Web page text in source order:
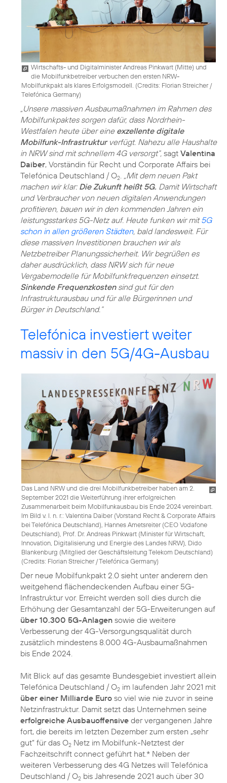
Wirtschafts- und Digitalminister Andreas Pinkwart (Mitte) und
die Mobilfunkbetreiber verbuchen den ersten NRW-
Mobilfunkpakt als klares Erfolgsmodell. (Credits: Florian Streicher /
Telefónica Germany)
„Unsere massiven Ausbaumaßnahmen im Rahmen des
Mobilfunkpaktes sorgen dafür, dass Nordrhein-
Westfalen heute über eine exzellente digitale
Mobilfunk-Infrastrukturverfügt. Nahezu alle Haushalte
in NRW sind mit schnellem 4G versorgt“, sagt Valentina
Daiber, Vorständin für Recht und Corporate Affairs bei
Telefónica Deutschland / O2. „Mit dem neuen Pakt
machen wir klar: Die Zukunft heißt 5G. Damit Wirtschaft
und Verbraucher von neuen digitalen Anwendungen
profitieren, bauen wir in den kommenden Jahren ein
leistungsstarkes 5G-Netz auf. Heute funken wir mit5G
schon in allen größeren Städten, bald landesweit. Für
diese massiven Investitionen brauchen wir als
Netzbetreiber Planungssicherheit. Wir begrüßen es
daher ausdrücklich, dass NRW sich für neue
Vergabemodelle für Mobilfunkfrequenzen einsetzt.
Sinkende Frequenzkostensind gut für den
Infrastrukturausbau und für alle Bürgerinnen und
Bürger in Deutschland.“
Telefónica investiert weiter
massiv in den 5G/4G-Ausbau
Das Land NRW und die drei Mobilfunkbetreiber haben am 2.
September 2021 die Weiterführung ihrer erfolgreichen
Zusammenarbeit beim Mobilfunkausbau bis Ende 2024 vereinbart.
Im Bild v. l. n. r.: Valentina Daiber (Vorstand Recht & Corporate Affairs
bei Telefónica Deutschland), Hannes Ametsreiter (CEO Vodafone
Deutschland), Prof. Dr. Andreas Pinkwart (Minister für Wirtschaft,
Innovation, Digitalisierung und Energie des Landes NRW), Dido
Blankenburg (Mitglied der Geschäftsleitung Telekom Deutschland)
(Credits: Florian Streicher / Telefónica Germany)
Der neue Mobilfunkpakt 2.0 sieht unter anderem den
weitgehend flächendeckenden Aufbau einer 5G-
Infrastruktur vor. Erreicht werden soll dies durch die
Erhöhung der Gesamtanzahl der 5G-Erweiterungen auf
über 10.300 5G-Anlagen sowie die weitere
Verbesserung der 4G-Versorgungsqualität durch
zusätzlich mindestens 8.000 4G-Ausbaumaßnahmen
bis Ende 2024.
Mit Blick auf das gesamte Bundesgebiet investiert allein
Telefónica Deutschland / O2 im laufenden Jahr 2021 mit
über einer Milliarde Euro so viel wie nie zuvor in seine
Netzinfrastruktur. Damit setzt das Unternehmen seine
erfolgreiche Ausbauoffensive der vergangenen Jahre
fort, die bereits im letzten Dezember zum ersten „sehr
gut“ für das O2 Netz im Mobilfunk-Netztest der
Fachzeitschrift connect geführt hat.* Neben der
weiteren Verbesserung des 4G Netzes will Telefónica
Deutschland / O2 bis Jahresende 2021 auch über 30